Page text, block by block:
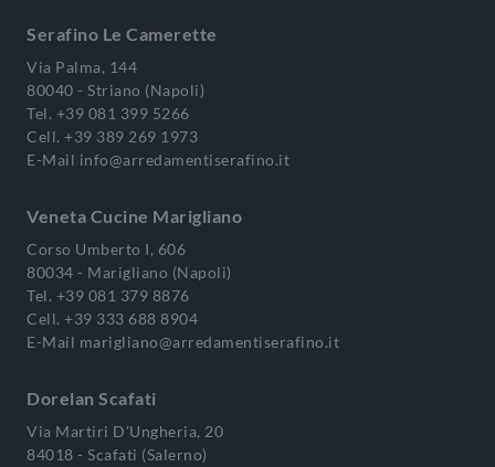
Serafino Le Camerette
Via Palma, 144
80040 - Striano (Napoli)
Tel. +39 081 399 5266
Cell. +39 389 269 1973
E-Mail info@arredamentiserafino.it
Veneta Cucine Marigliano
Corso Umberto I, 606
80034 - Marigliano (Napoli)
Tel. +39 081 379 8876
Cell. +39 333 688 8904
E-Mail marigliano@arredamentiserafino.it
Dorelan Scafati
Via Martiri D'Ungheria, 20
84018 - Scafati (Salerno)